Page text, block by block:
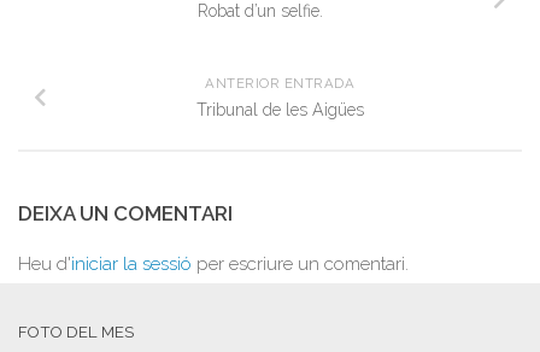
Robat d’un selfie.
ANTERIOR ENTRADA
Tribunal de les Aigües
DEIXA UN COMENTARI
Heu d'iniciar la sessió per escriure un comentari.
FOTO DEL MES